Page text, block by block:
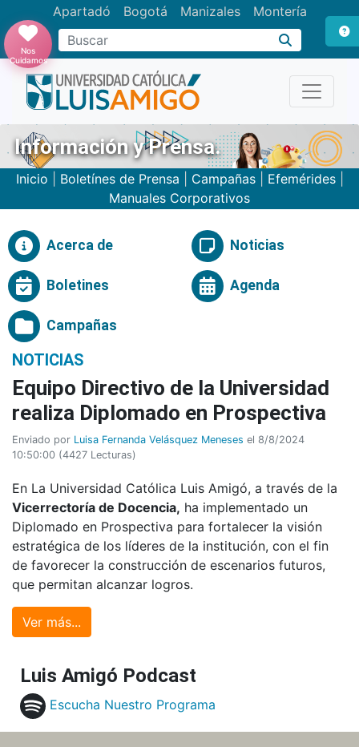
Apartadó Bogotá Manizales Montería
Buscar
Nos
Cuidamos
Información y Prensa.
Inicio Boletínes de Prensa Campañas| Efemérides|
Manuales Corporativos
Acerca de Noticias
Boletines Agenda
Campañas
NOTICIAS
Equipo Directivo de la Universidad
realiza Diplomado en Prospectiva
Enviado por Luisa Fernanda Velásquez Meneses el 8/8/2024
10:50:00 (4427 Lecturas)
En La Universidad Católica Luis Amigó, a través de la
Vicerrectoría de Docencia, ha implementado un
Diplomado en Prospectiva para fortalecer la visión
estratégica de los líderes de la institución, con el fin
de favorecer la construcción de escenarios futuros,
que permitan alcanzar logros.
Ver más...
Luis Amigó Podcast
Escucha Nuestro Programa